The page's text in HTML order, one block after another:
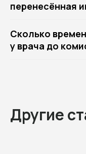
перенесённая
Сколько
у врача до
Другие